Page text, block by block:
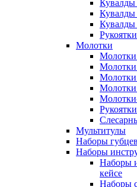
Кувалды
Кувалды
Кувалды
Молотки
Молотки
Молотки
Мультитулы
Наборы
Наборы
Наборы
кейсе
Наборы